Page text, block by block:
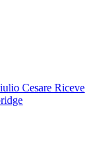
Cesare Riceve